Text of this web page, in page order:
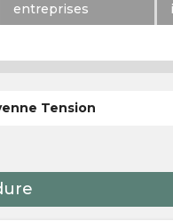
entreprises
Tension